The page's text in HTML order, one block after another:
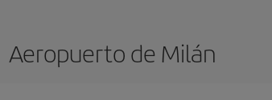
Aeropuerto de Milán